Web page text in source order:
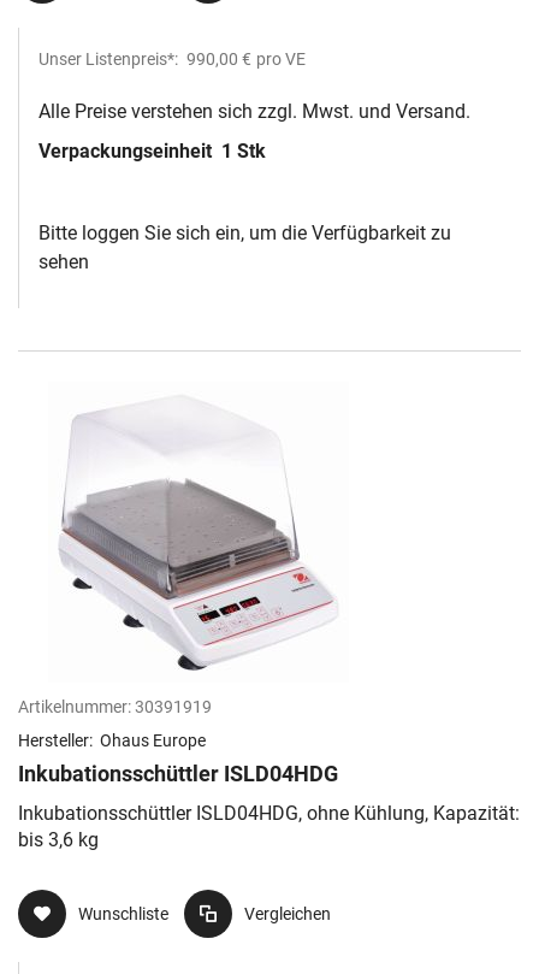
Unser Listenpreis*: 990,00 € pro VE
Alle Preise verstehen sich zzgl. Mwst. und Versand.
Verpackungseinheit 1 Stk
Bitte loggen Sie sich ein, um die Verfügbarkeit zu
sehen
Artikelnummer:30391919
Hersteller: Ohaus Europe
Inkubationsschüttler ISLD04HDG
Inkubationsschüttler ISLD04HDG, ohne Kühlung, Kapazität:
bis 3,6 kg
Wunschliste Vergleichen